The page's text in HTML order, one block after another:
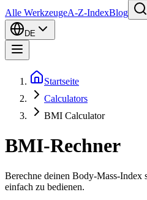
Alle WerkzeugeA-Z-IndexBlog
DE
Startseite
Calculators
BMI Calculator
BMI-Rechner
Berechne deinen Body-Mass-
einfach zu bedienen.